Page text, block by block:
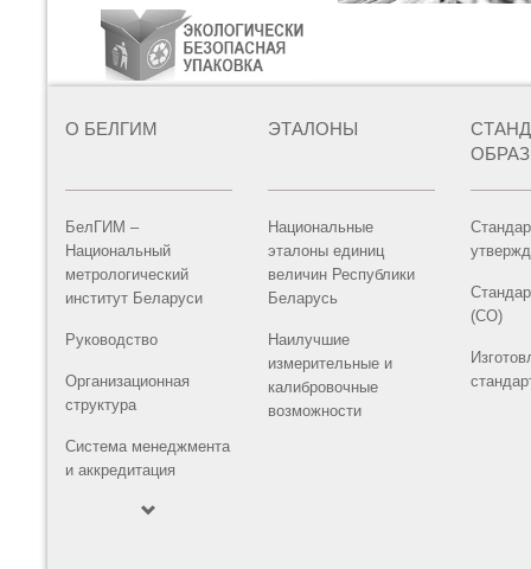
О БЕЛГИМ
БелГИМ –
Национальный
метрологический
институт Беларуси
Руководство
Организационная
структура
Система менеджмента
и аккредитация
ЭТАЛОНЫ
Национальные
эталоны единиц
величин Республики
Беларусь
Наилучшие
измерительные и
калибровочные
возможности
(СО)